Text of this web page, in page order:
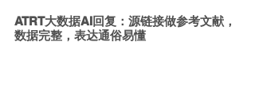
ATRT大数据AI回复：源链接做参考文献，
数据完整，表达通俗易懂